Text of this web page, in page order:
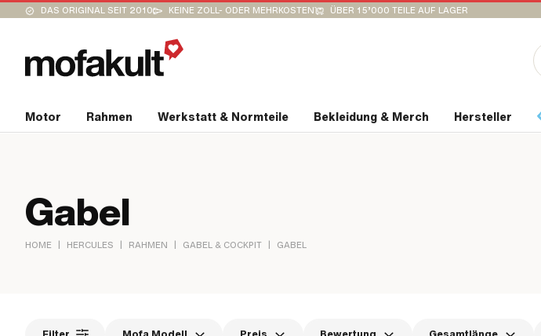
DAS ORIGINAL SEIT 2010 KEINE ZOLL- ODER MEHRKOSTEN ÜBER 15’000 TEILE AUF LAGER
Motor Rahmen Werkstatt & Normteile Bekleidung & Merch Hersteller
Gabel
HOME | HERCULES | RAHMEN | GABEL & COCKPIT | GABEL